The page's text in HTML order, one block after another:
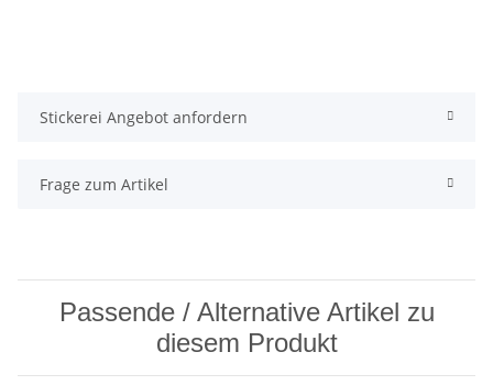
Stickerei Angebot anfordern
Frage zum Artikel
Passende / Alternative Artikel zu
diesem Produkt